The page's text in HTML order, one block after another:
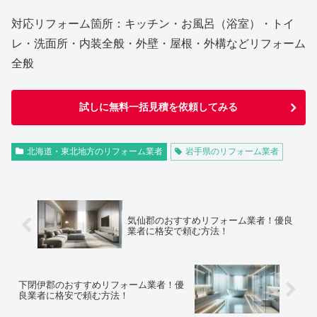
対応リフォーム箇所：キッチン・お風呂（浴室）・トイ
レ・洗面所・内装全般・外壁・屋根・外構などリフォーム
全般
試しに無料一括見積を依頼してみる
北海道・東北地方のリフォーム業者 岩手県のリフォーム業者
気仙郡のおすすめリフォーム業者！優良
業者に格安で頼む方法！
下閉伊郡のおすすめリフォーム業者！優
良業者に格安で頼む方法！